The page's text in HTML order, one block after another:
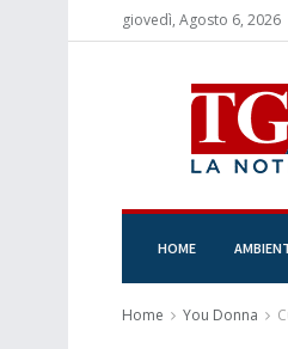
giovedì, Agosto 6, 2026
HOME
Home You Donna